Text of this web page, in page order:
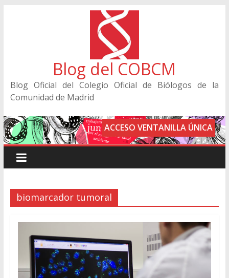
Blog del COBCM
Blog Oficial del Colegio Oficial de Biólogos de la
Comunidad de Madrid
ACCESO VENTANILLA ÚNICA
biomarcador tumoral